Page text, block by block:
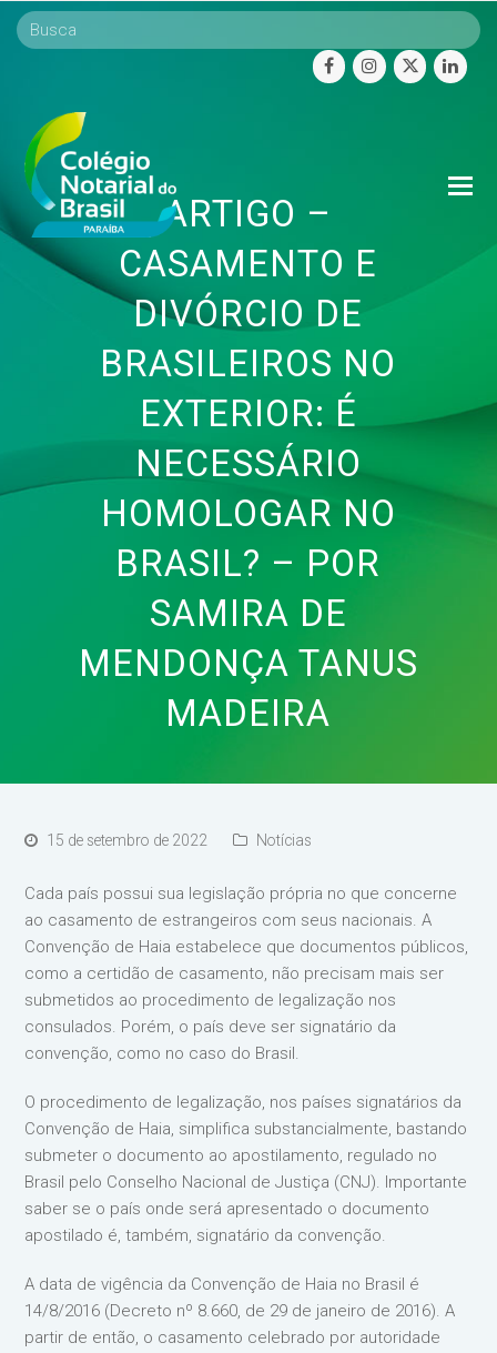
facebookinstagram
twitter
ARTIGO –
CASAMENTO E
DIVÓRCIO DE
BRASILEIROS NO
EXTERIOR: É
NECESSÁRIO
HOMOLOGAR NO
BRASIL? – POR
SAMIRA DE
MENDONÇA TANUS
MADEIRA
15 de setembro de 2022 Notícias
Cada país possui sua legislação própria no que concerne
ao casamento de estrangeiros com seus nacionais. A
Convenção de Haia estabelece que documentos públicos,
como a certidão de casamento, não precisam mais ser
submetidos ao procedimento de legalização nos
consulados. Porém, o país deve ser signatário da
convenção, como no caso do Brasil.
O procedimento de legalização, nos países signatários da
Convenção de Haia, simplifica substancialmente, bastando
submeter o documento ao apostilamento, regulado no
Brasil pelo Conselho Nacional de Justiça (CNJ). Importante
saber se o país onde será apresentado o documento
apostilado é, também, signatário da convenção.
A data de vigência da Convenção de Haia no Brasil é
14/8/2016 (Decreto nº 8.660, de 29 de janeiro de 2016). A
partir de então, o casamento celebrado por autoridade